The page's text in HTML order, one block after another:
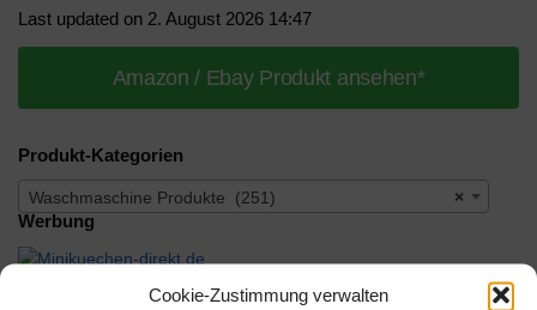
Cookie-Zustimmung verwalten
Last updated on 2. August 2026 14:47
Amazon / Ebay Produkt ansehen*
Produkt-Kategorien
×
Waschmaschine Produkte (251)
Werbung